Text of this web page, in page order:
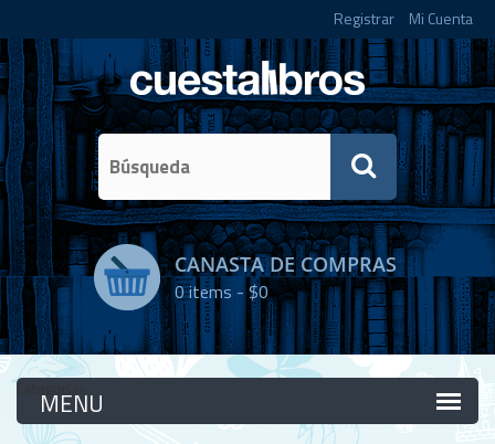
Registrar Mi Cuenta
CANASTA DE COMPRAS
0items -$0
Categorías